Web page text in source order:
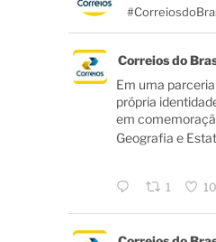
Correios do
Em uma
própria
em
Geografia e
1 10